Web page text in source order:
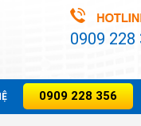
0909 228
0909 228 356